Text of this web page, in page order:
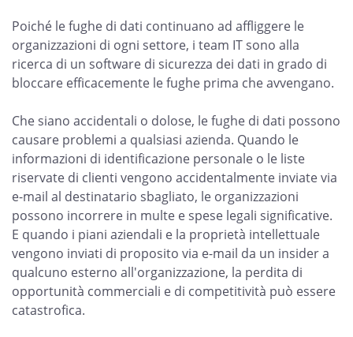
Poiché le fughe di dati continuano ad affliggere le
organizzazioni di ogni settore, i team IT sono alla
ricerca di un software di sicurezza dei dati in grado di
bloccare efficacemente le fughe prima che avvengano.
Che siano accidentali o dolose, le fughe di dati possono
causare problemi a qualsiasi azienda. Quando le
informazioni di identificazione personale o le liste
riservate di clienti vengono accidentalmente inviate via
e-mail al destinatario sbagliato, le organizzazioni
possono incorrere in multe e spese legali significative.
E quando i piani aziendali e la proprietà intellettuale
vengono inviati di proposito via e-mail da un insider a
qualcuno esterno all'organizzazione, la perdita di
opportunità commerciali e di competitività può essere
catastrofica.